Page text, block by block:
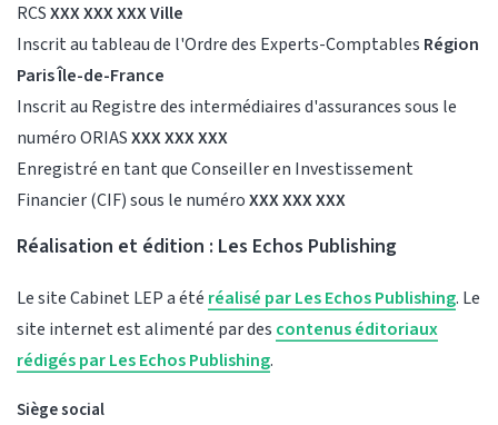
RCSXXX XXX XXX Ville
Inscrit au tableau de l'Ordre des Experts-Comptables Région
Paris Île-de-France
Inscrit au Registre des intermédiaires d'assurances sous le
numéro ORIASXXX XXX XXX
Enregistré en tant que Conseiller en Investissement
Financier (CIF) sous le numéroXXX XXX XXX
Réalisation et édition : Les Echos Publishing
Le site Cabinet LEP a été réalisé par Les Echos Publishing. Le
site internet est alimenté par des contenus éditoriaux
rédigés par Les Echos Publishing.
Siège social